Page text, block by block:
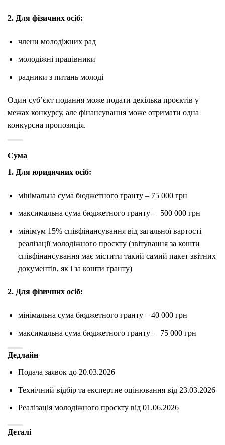
2. Для фізичних осіб:
члени молодіжних рад
молодіжні працівники
радники з питань молоді
Один суб’єкт подання може подати декілька проєктів у
межах конкурсу, але фінансування може отримати одна
конкурсна пропозиція.
Сума
1. Для юридичних осіб:
мінімальна сума бюджетного гранту – 75 000 грн
максимальна сума бюджетного гранту – 500 000 грн
мінімум 15% співфінансування від загальної вартості
реалізації молодіжного проєкту (звітування за кошти
співфінансування має містити такий самий пакет звітних
документів, як і за кошти гранту)
2. Для фізичних осіб:
мінімальна сума бюджетного гранту – 40 000 грн
максимальна сума бюджетного гранту – 75 000 грн
Дедлайн
Подача заявок до 20.03.2026
Технічний відбір та експертне оцінювання від 23.03.2026
Реалізація молодіжного проєкту від 01.06.2026
Деталі